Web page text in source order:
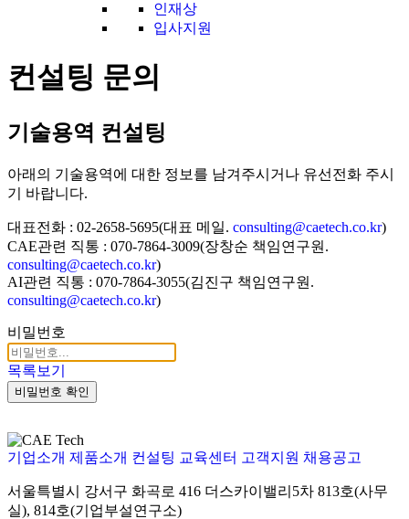
인재상
입사지원
컨설팅 문의
기술용역 컨설팅
아래의 기술용역에 대한 정보를 남겨주시거나 유선전화 주시
기 바랍니다.
대표전화 : 02-2658-5695(대표 메일. consulting@caetech.co.kr)
CAE관련 직통 : 070-7864-3009(장창순 책임연구원.
consulting@caetech.co.kr)
AI관련 직통 : 070-7864-3055(김진구 책임연구원.
consulting@caetech.co.kr)
비밀번호
목록보기
비밀번호 확인
기업소개 제품소개 컨설팅 교육센터 고객지원 채용공고
서울특별시 강서구 화곡로 416 더스카이밸리5차 813호(사무
실), 814호(기업부설연구소)